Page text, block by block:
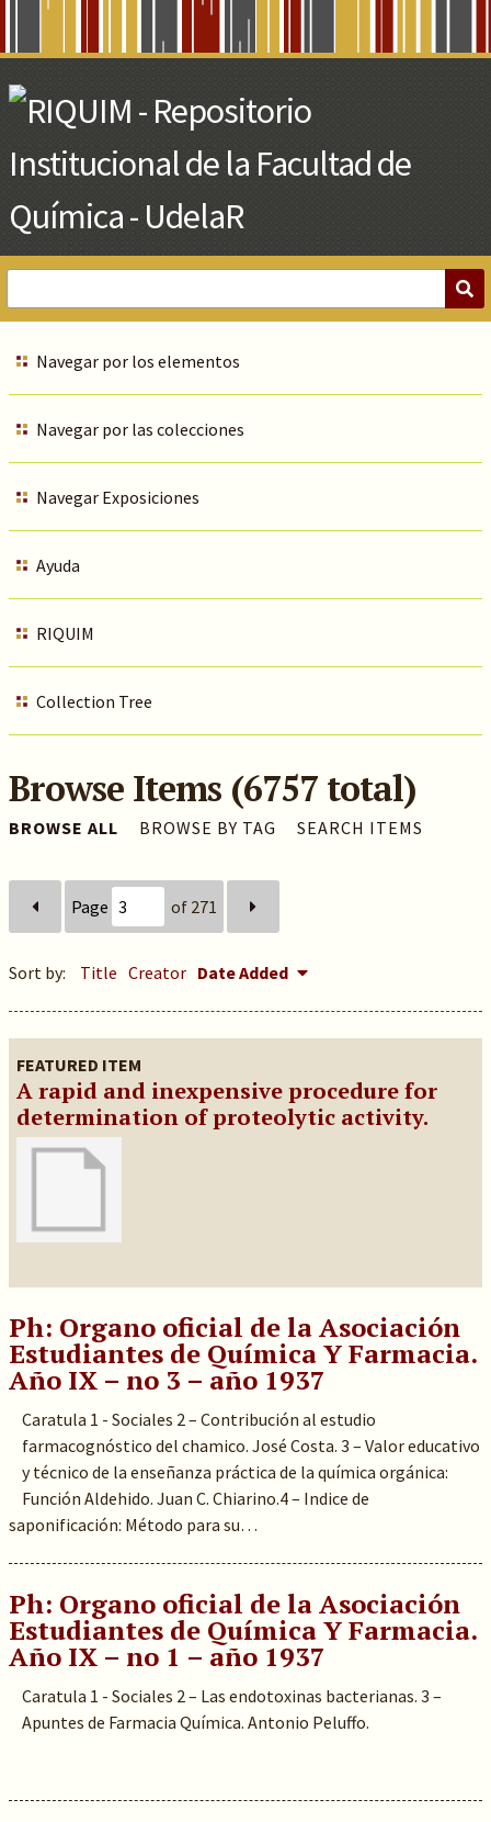
Main
Content
Navegar por los elementos
Navegar por las colecciones
Navegar Exposiciones
Ayuda
RIQUIM
Collection Tree
Browse Items (6757 total)
BROWSE ALL BROWSE BY TAG SEARCH ITEMS
Page of 271
Sort by: Title Creator Date Added
FEATURED ITEM
A rapid and inexpensive procedure for
determination of proteolytic activity.
Ph: Organo oficial de la Asociación
Estudiantes de Química Y Farmacia.
Año IX – no 3 – año 1937
Caratula 1 - Sociales 2 – Contribución al estudio
farmacognóstico del chamico. José Costa. 3 – Valor educativo
y técnico de la enseñanza práctica de la química orgánica:
Función Aldehido. Juan C. Chiarino.4 – Indice de
saponificación: Método para su…
Ph: Organo oficial de la Asociación
Estudiantes de Química Y Farmacia.
Año IX – no 1 – año 1937
Caratula 1 - Sociales 2 – Las endotoxinas bacterianas. 3 –
Apuntes de Farmacia Química. Antonio Peluffo.